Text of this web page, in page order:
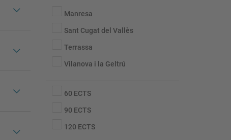
Manresa
Sant Cugat del Vallès
Terrassa
Vilanova i la Geltrú
60 ECTS
90 ECTS
120 ECTS